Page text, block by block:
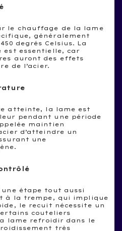
le chauffage de la lame
généralement
degrés Celsius. La
est essentielle, car
auront des effets
de l’acier.
atteinte, la lame est
pendant une période
maintien
d’atteindre un
une
étape tout aussi
à la trempe, qui implique
le recuit nécessite un
couteliers
lame refroidir dans le
très